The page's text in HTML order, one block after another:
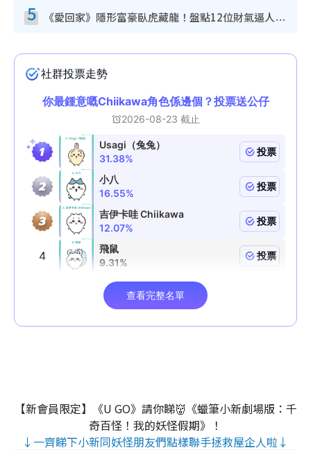
5 《愛回家》隱形富豪臥虎藏龍！盤點12位財氣逼人的有錢藝人：呢位靚女3億身家唔憂做
【新會員限定】《U GO》請你睇👹《蠟筆小新劇場版：千
奇百怪！我的妖怪假期》！
↓一齊睇下小新同妖怪朋友們點樣聯手拯救屋企人啦↓